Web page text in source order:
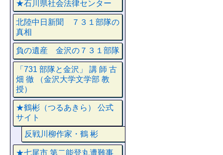
★石川県社会法律センター
北陸中日新聞 ７３１部隊の
真相
負の遺産 金沢の７３１部隊
「731 部隊と金沢」 講 師 古
畑 徹 （金沢大学文学部 教
授）
★鶴彬（つるあきら） 公式
サイト
反戦川柳作家・鶴 彬
★七尾市 第二能登丸遭難事